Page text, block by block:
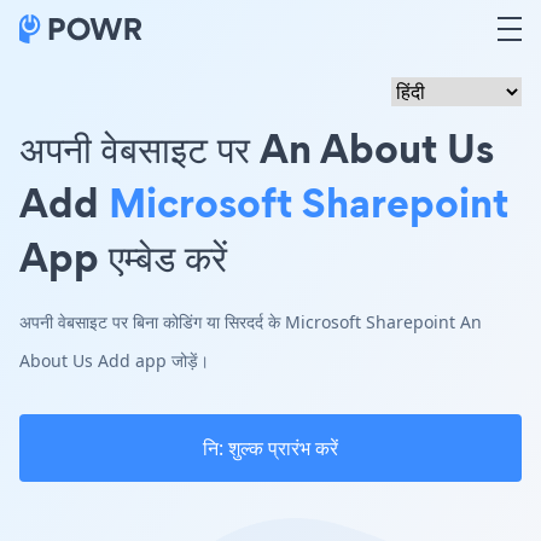
अपनी वेबसाइट पर An About Us
Add Microsoft Sharepoint
App एम्बेड करें
अपनी वेबसाइट पर बिना कोडिंग या सिरदर्द के Microsoft Sharepoint An
About Us Add app जोड़ें।
नि: शुल्क प्रारंभ करें